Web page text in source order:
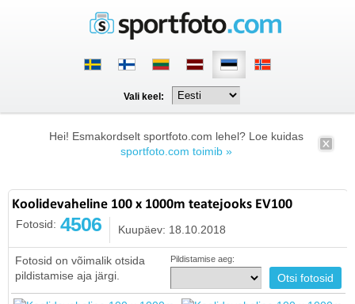
Vali keel:
Hei! Esmakordselt sportfoto.com lehel? Loe kuidas
sportfoto.com toimib »
Koolidevaheline 100 x 1000m teatejooks EV100
Fotosid: 4506 Kuupäev: 18.10.2018
Fotosid on võimalik otsida
pildistamise aja järgi.
Pildistamise aeg: